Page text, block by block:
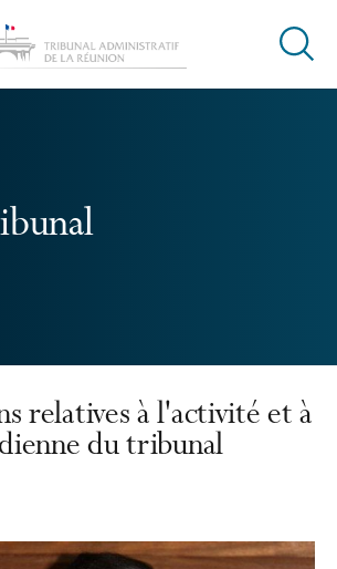
Ouvrir
relatives à l'activité et à
du tribunal